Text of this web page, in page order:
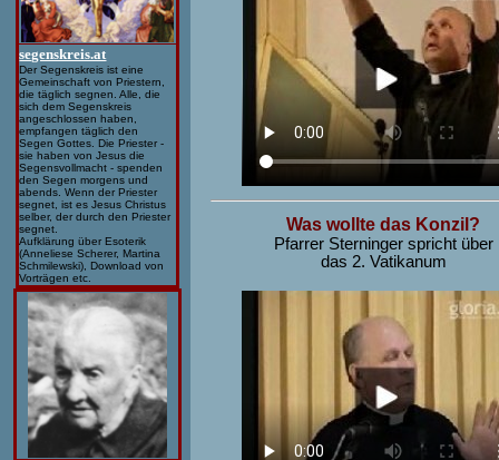
segenskreis.at
Der Segenskreis ist eine
Gemeinschaft von Priestern,
die täglich segnen. Alle, die
sich dem Segenskreis
angeschlossen haben,
empfangen täglich den
Segen Gottes. Die Priester -
sie haben von Jesus die
Segensvollmacht - spenden
den Segen morgens und
abends. Wenn der Priester
segnet, ist es Jesus Christus
selber, der durch den Priester
segnet.
Aufklärung über Esoterik
(Anneliese Scherer, Martina
Schmilewski), Download von
Vorträgen etc.
Was wollte das Konzil?
Pfarrer Sterninger spricht über
das 2. Vatikanum